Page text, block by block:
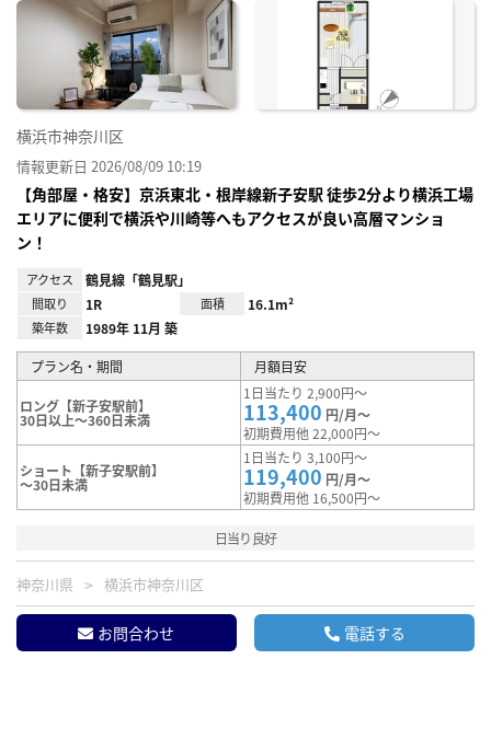
に入
横浜市神奈川区
情報更新日 2026/08/09 10:19
【角部屋・格安】京浜東北・根岸線新子安駅 徒歩2分より横浜工場
エリアに便利で横浜や川崎等へもアクセスが良い高層マンショ
ン！
アクセス 鶴見線「鶴見駅」
間取り 1R 面積 16.1m²
築年数 1989年 11月 築
プラン名・期間 月額目安
ロング【新子安駅前】
30日以上～360日未満
1日当たり 2,900円～
113,400 円/月～
初期費用他 22,000円～
ショート【新子安駅前】
～30日未満
1日当たり 3,100円～
119,400 円/月～
初期費用他 16,500円～
日当り良好
神奈川県 横浜市神奈川区
お問合わせ 電話する